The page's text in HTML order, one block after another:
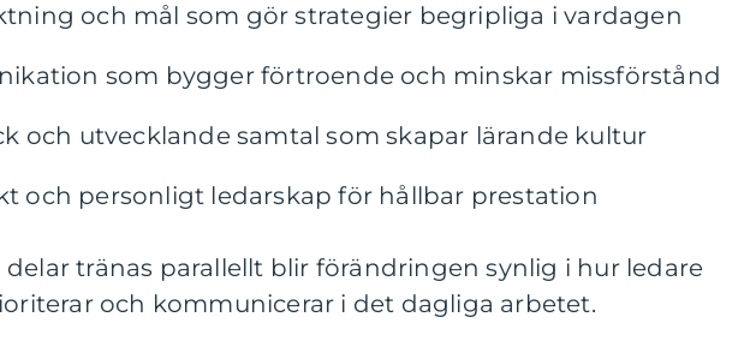
och mål som gör strategier begripliga i vardagen
som bygger förtroende och minskar missförstånd
och utvecklande samtal som skapar lärande kultur
och personligt ledarskap för hållbar prestation
delar tränas parallellt blir förändringen synlig i hur ledare
och kommunicerar i det dagliga arbetet.